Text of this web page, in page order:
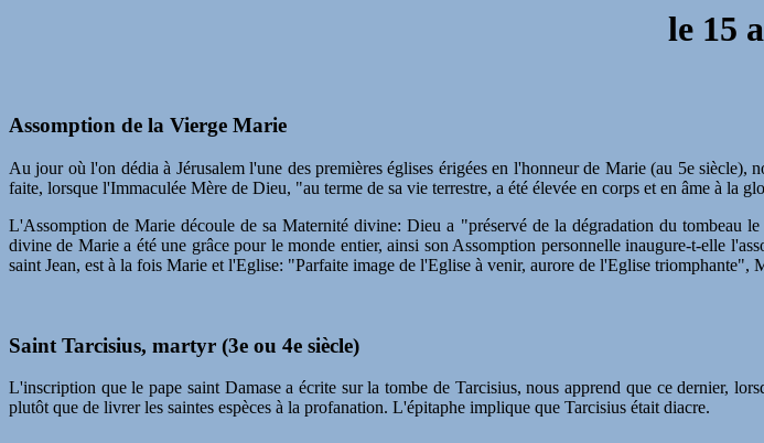
le 15
Assomption de la Vierge Marie
Au jour où l'on dédia à Jérusalem l'une des premières églises érigées en l'honneur de Marie (au 5e
faite, lorsque l'Immaculée Mère de Dieu, "au terme de sa vie terrestre, a été élevée en corps et en âme à la
L'Assomption de Marie découle de sa Maternité divine: Dieu a "préservé de la dégradation du
divine de Marie a été une grâce pour le monde entier, ainsi son Assomption personnelle inaugure-t-elle
saint Jean, est à la fois Marie et l'Eglise: "Parfaite image de l'Eglise à venir, aurore de l'Eglise
Saint Tarcisius, martyr (3e ou 4e siècle)
L'inscription que le pape saint Damase a écrite sur la tombe de Tarcisius, nous apprend que ce dernier,
plutôt que de livrer les saintes espèces à la profanation. L'épitaphe implique que Tarcisius était diacre.